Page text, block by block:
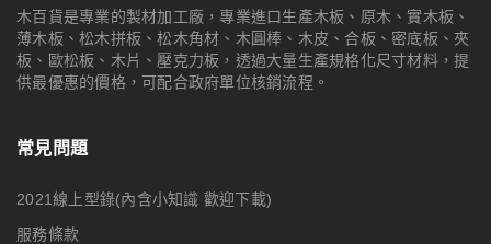
木百貨是專業的製材加工廠，專業進口生產木板、原木、實木板、
薄木板、松木拼板、松木角材、木圓棒、木皮、合板、密底板、夾
板、歐松板、木片、壓克力板，透過大量生產規格化尺寸材料，提
供最優惠的價格，可配合政府單位核銷流程。
常見問題
2021線上型錄(內含小知識 歡迎下載)
服務條款